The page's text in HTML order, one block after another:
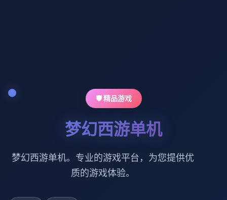
🛡️ 精品游戏
梦幻西游单机
梦幻西游单机。专业的游戏平台，为您提供优
质的游戏体验。